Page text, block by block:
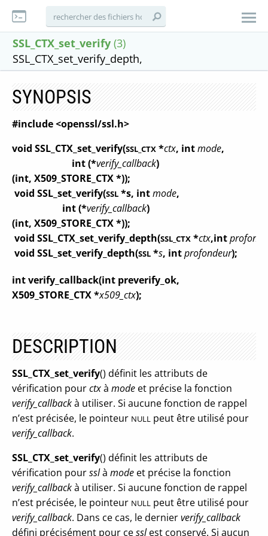
SSL_CTX_set_verify (3)
SSL_CTX_set_verify_depth,
SYNOPSIS
#include <openssl/ssl.h>
void SSL_CTX_set_verify(SSL_CTX *ctx, intmode,
int (*verify_callback)
(int, X509_STORE_CTX *));
void SSL_set_verify(SSL *s, intmode,
int (*verify_callback)
(int, X509_STORE_CTX *));
void SSL_CTX_set_verify_depth(SSL_CTX *ctx,int
void SSL_set_verify_depth(SSL *s, intprofondeur);
int verify_callback(int preverify_ok,
X509_STORE_CTX *x509_ctx);
DESCRIPTION
SSL_CTX_set_verify() définit les attributs de
vérification pourctxà mode et précise la fonction
verify_callbackà utiliser. Si aucune fonction de rappel
n’est précisée, le pointeur NULL peut être utilisé pour
verify_callback.
SSL_CTX_set_verify() définit les attributs de
vérification poursslà mode et précise la fonction
verify_callbackà utiliser. Si aucune fonction de rappel
n’est précisée, le pointeur NULL peut être utilisé pour
verify_callback. Dans ce cas, le dernierverify_callback
défini précisément pour cesslest conservé. Si aucun